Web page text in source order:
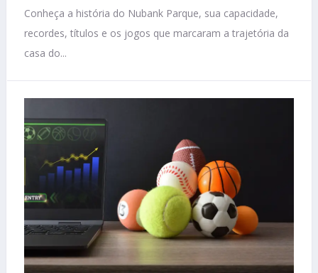
Conheça a história do Nubank Parque, sua capacidade,
recordes, títulos e os jogos que marcaram a trajetória da
casa do...